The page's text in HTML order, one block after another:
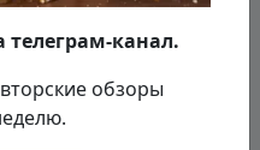
канал.
обзоры